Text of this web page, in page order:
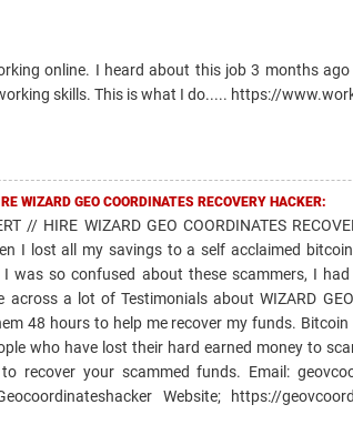
online. I heard about this job 3 months
skills. This is what I do..... https://
WIZARD GEO COORDINATES RECOVERY HACKER:
// HIRE WIZARD GEO COORDINATES
I lost all my savings to a self acclaimed
was so confused about these scammers, I
a lot of Testimonials about WIZARD GEO
48 hours to help me recover my funds. Bitcoin
who have lost their hard earned money to
your scammed funds. Email:
Website; https://